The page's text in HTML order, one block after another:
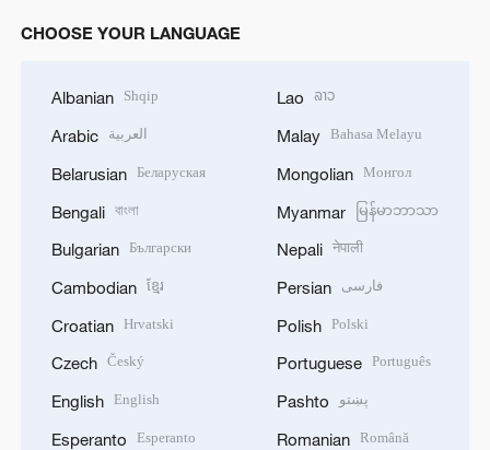
CHOOSE YOUR LANGUAGE
Albanian Shqip
Arabic العربية
Belarusian Беларуская
Bengali বাংলা
Bulgarian Български
Cambodian ខ្មែរ
Croatian Hrvatski
Czech Český
English English
Esperanto Esperanto
Lao ລາວ
Malay Bahasa Melayu
Mongolian Монгол
Myanmar မြန်မာဘာသာ
Nepali नेपाली
Persian فارسی
Polish Polski
Portuguese Português
Pashto پښتو
Romanian Română